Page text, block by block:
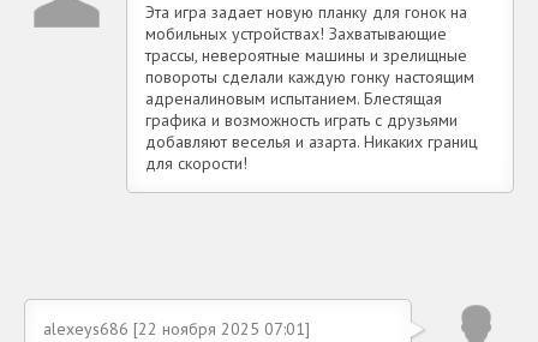
Эта игра задает новую планку для гонок на
мобильных устройствах! Захватывающие
трассы, невероятные машины и зрелищные
повороты сделали каждую гонку настоящим
адреналиновым испытанием. Блестящая
графика и возможность играть с друзьями
добавляют веселья и азарта. Никаких границ
для скорости!
alexeys686 [22 ноября 2025 07:01]